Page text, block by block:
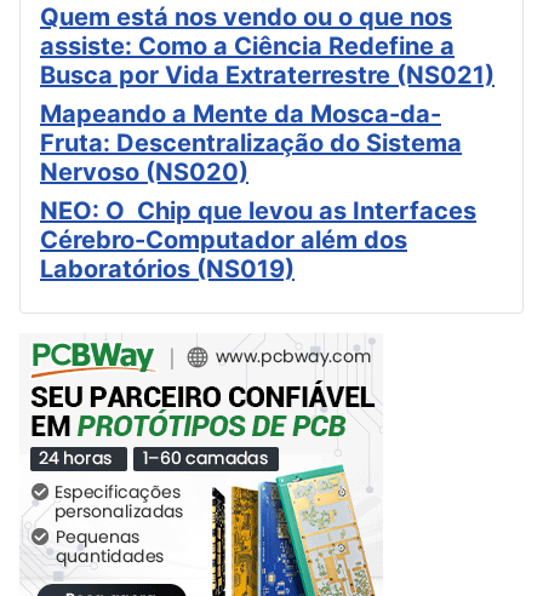
Quem está nos vendo ou o que nos
assiste: Como a Ciência Redefine a
Busca por Vida Extraterrestre (NS021)
Mapeando a Mente da Mosca-da-
Fruta: Descentralização do Sistema
Nervoso (NS020)
NEO: O Chip que levou as Interfaces
Cérebro-Computador além dos
Laboratórios (NS019)